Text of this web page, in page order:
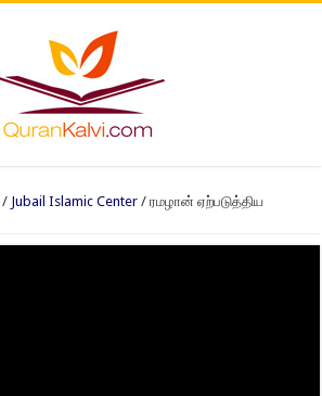
/ Jubail Islamic Center / ரமழான் ஏற்படுத்திய